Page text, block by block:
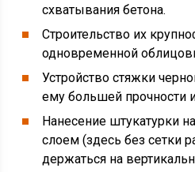
схватывания бетона.
Строительство их
одновременной
Устройство стяжки
ему большей прочности
Нанесение штукатурки
слоем (здесь без сетки
держаться на